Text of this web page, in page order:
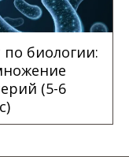
по биологии:
(5-6